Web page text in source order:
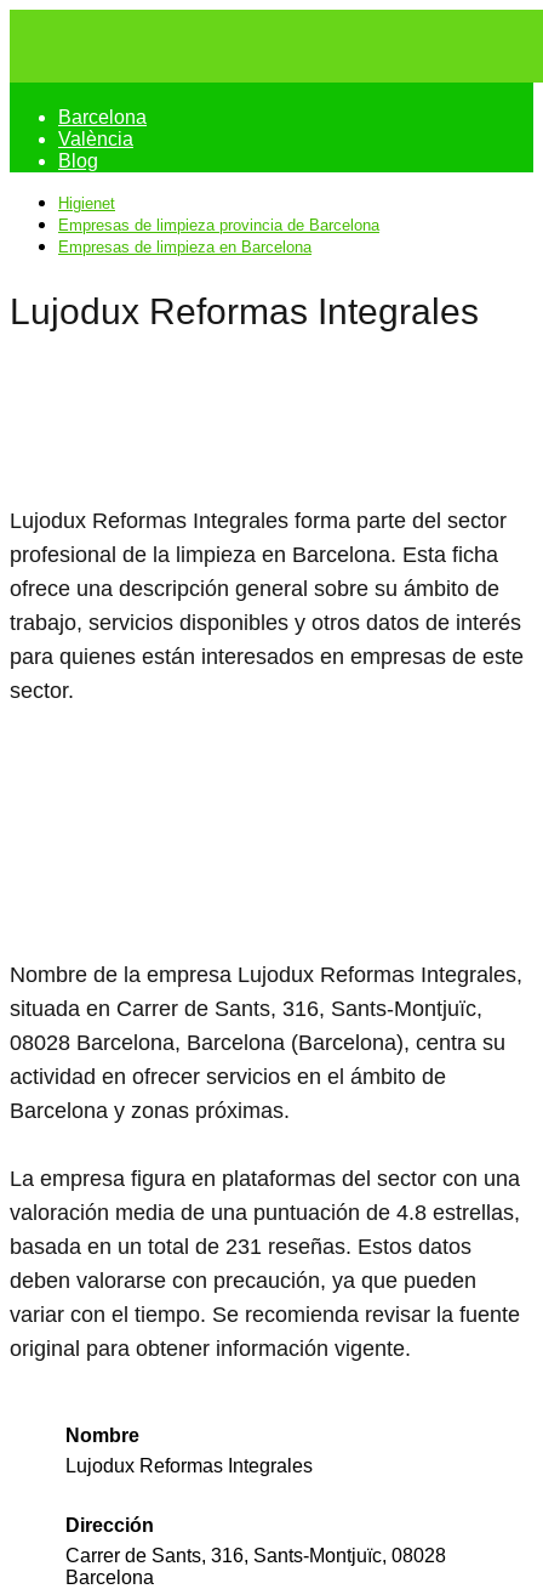
Barcelona
València
Blog
Higienet
Empresas de limpieza provincia de Barcelona
Empresas de limpieza en Barcelona
Lujodux Reformas Integrales
Lujodux Reformas Integrales forma parte del sector
profesional de la limpieza en Barcelona. Esta ficha
ofrece una descripción general sobre su ámbito de
trabajo, servicios disponibles y otros datos de interés
para quienes están interesados en empresas de este
sector.
Nombre de la empresa Lujodux Reformas Integrales,
situada en Carrer de Sants, 316, Sants-Montjuïc,
08028 Barcelona, Barcelona (Barcelona), centra su
actividad en ofrecer servicios en el ámbito de
Barcelona y zonas próximas.
La empresa figura en plataformas del sector con una
valoración media de una puntuación de 4.8 estrellas,
basada en un total de 231 reseñas. Estos datos
deben valorarse con precaución, ya que pueden
variar con el tiempo. Se recomienda revisar la fuente
original para obtener información vigente.
Nombre
Lujodux Reformas Integrales
Dirección
Carrer de Sants, 316, Sants-Montjuïc, 08028
Barcelona